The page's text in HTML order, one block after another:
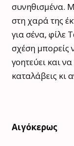
συνηθισμένα.
στη χαρά της
για σένα, φίλε
σχέση μπορείς
γοητεύει και
καταλάβεις κι
Αιγόκερως